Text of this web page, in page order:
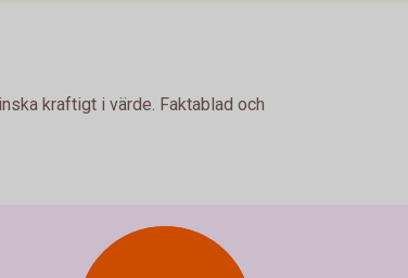
kraftigt i värde. Faktablad och